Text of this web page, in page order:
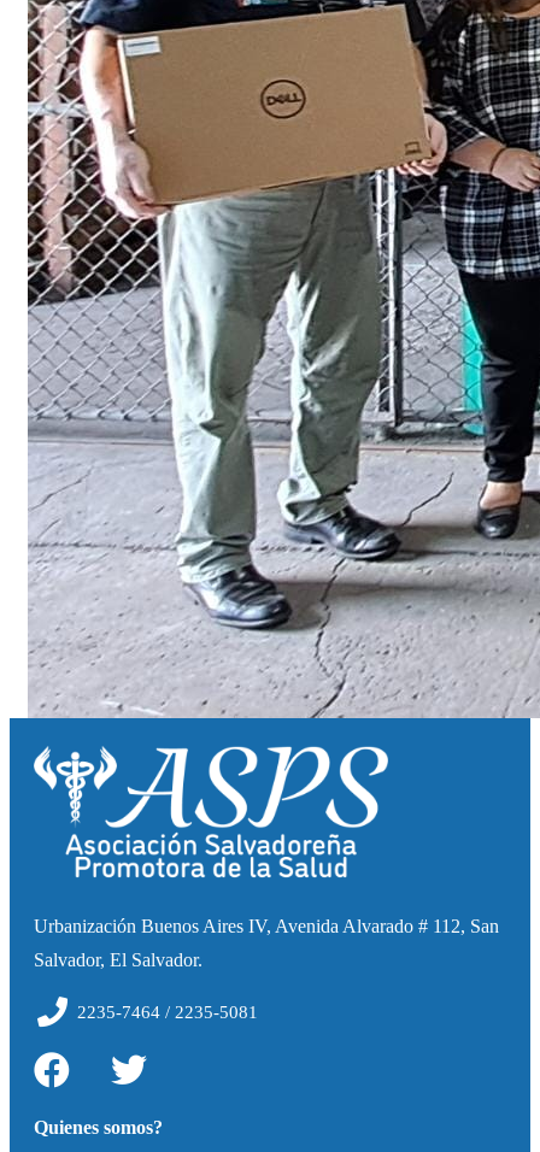
Urbanización Buenos Aires IV, Avenida Alvarado # 112, San
Salvador, El Salvador.
2235-7464 / 2235-5081
Quienes somos?